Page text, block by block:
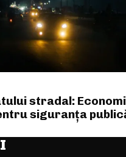
stradal:
siguranța